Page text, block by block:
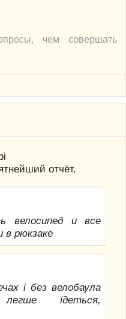
чем совершать
отчёт.
велосипед и все
в рюкзаке
і без велобаула
їдеться,